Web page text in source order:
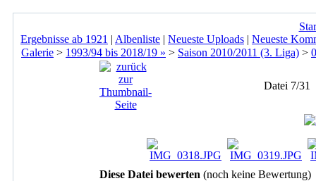
Ergebnisse ab 1921 | Albenliste | Neueste Uploads | Neueste
Galerie > 1993/94 bis 2018/19 » > Saison 2010/2011 (3. Liga) >
Datei 7/31
Diese Datei bewerten (noch keine Bewertung)